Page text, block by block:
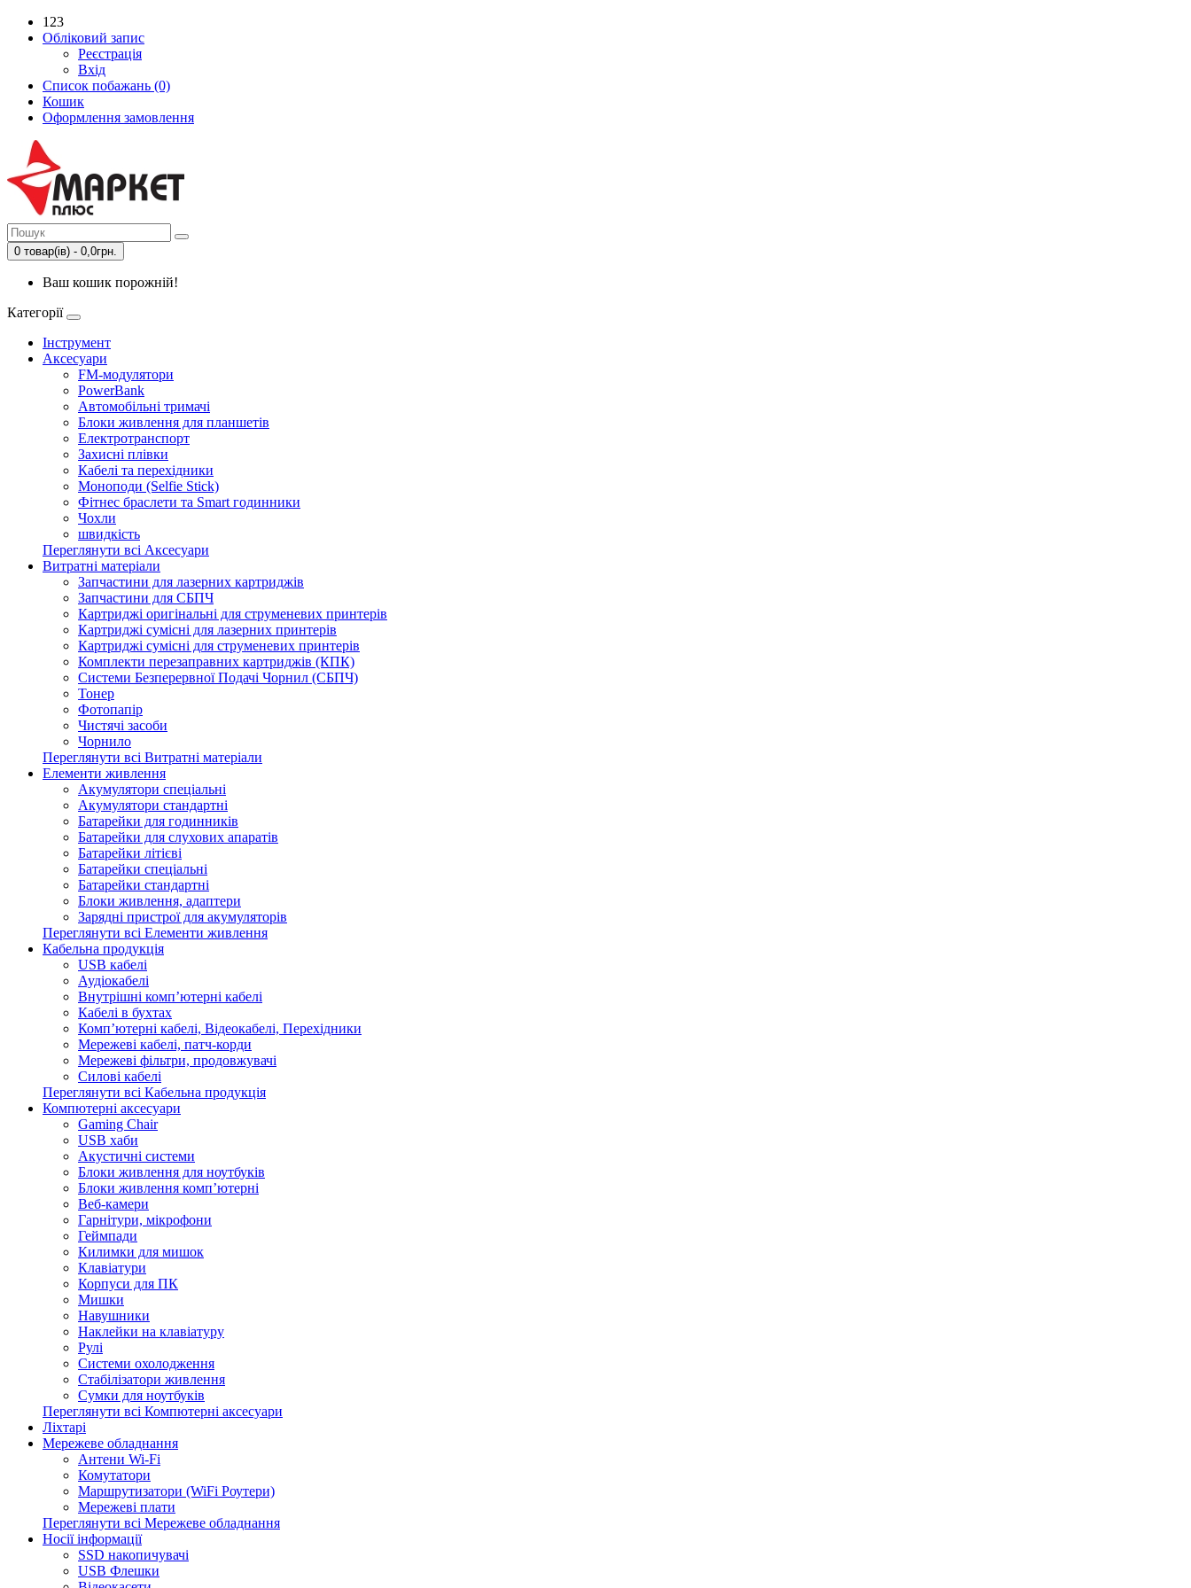
123
Обліковий запис
Реєстрація
Вхід
Список побажань (0)
Кошик
Оформлення замовлення
0 товар(ів) - 0,0грн.
Ваш кошик порожній!
Категорії
Інструмент
Аксесуари
FM-модулятори
PowerBank
Автомобільні тримачі
Блоки живлення для планшетів
Електротранспорт
Захисні плівки
Кабелі та перехідники
Моноподи (Selfie Stick)
Фітнес браслети та Smart годинники
Чохли
швидкість
Переглянути всі Аксесуари
Витратні матеріали
Запчастини для лазерних картриджів
Запчастини для СБПЧ
Картриджі оригінальні для струменевих принтерів
Картриджі сумісні для лазерних принтерів
Картриджі сумісні для струменевих принтерів
Комплекти перезаправних картриджів (КПК)
Системи Безперервної Подачі Чорнил (СБПЧ)
Тонер
Фотопапір
Чистячі засоби
Чорнило
Переглянути всі Витратні матеріали
Елементи живлення
Акумулятори спеціальні
Акумулятори стандартні
Батарейки для годинників
Батарейки для слухових апаратів
Батарейки літієві
Батарейки спеціальні
Батарейки стандартні
Блоки живлення, адаптери
Зарядні пристрої для акумуляторів
Переглянути всі Елементи живлення
Кабельна продукція
USB кабелі
Аудіокабелі
Внутрішні комп’ютерні кабелі
Кабелі в бухтах
Комп’ютерні кабелі, Відеокабелі, Перехідники
Мережеві кабелі, патч-корди
Мережеві фільтри, продовжувачі
Силові кабелі
Переглянути всі Кабельна продукція
Компютерні аксесуари
Gaming Chair
USB хаби
Акустичні системи
Блоки живлення для ноутбуків
Блоки живлення комп’ютерні
Веб-камери
Гарнітури, мікрофони
Геймпади
Килимки для мишок
Клавіатури
Корпуси для ПК
Мишки
Навушники
Наклейки на клавіатуру
Рулі
Системи охолодження
Стабілізатори живлення
Сумки для ноутбуків
Переглянути всі Компютерні аксесуари
Ліхтарі
Мережеве обладнання
Антени Wi-Fi
Комутатори
Маршрутизатори (WiFi Роутери)
Мережеві плати
Переглянути всі Мережеве обладнання
Носії інформації
SSD накопичувачі
USB Флешки